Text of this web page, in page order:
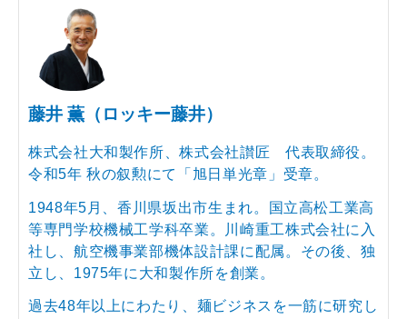
藤井 薫（ロッキー藤井）
株式会社大和製作所、株式会社讃匠 代表取締役。
令和5年 秋の叙勲にて「旭日単光章」受章。
1948年5月、香川県坂出市生まれ。国立高松工業高
等専門学校機械工学科卒業。川崎重工株式会社に入
社し、航空機事業部機体設計課に配属。その後、独
立し、1975年に大和製作所を創業。
過去48年以上にわたり、麺ビジネスを一筋に研究し